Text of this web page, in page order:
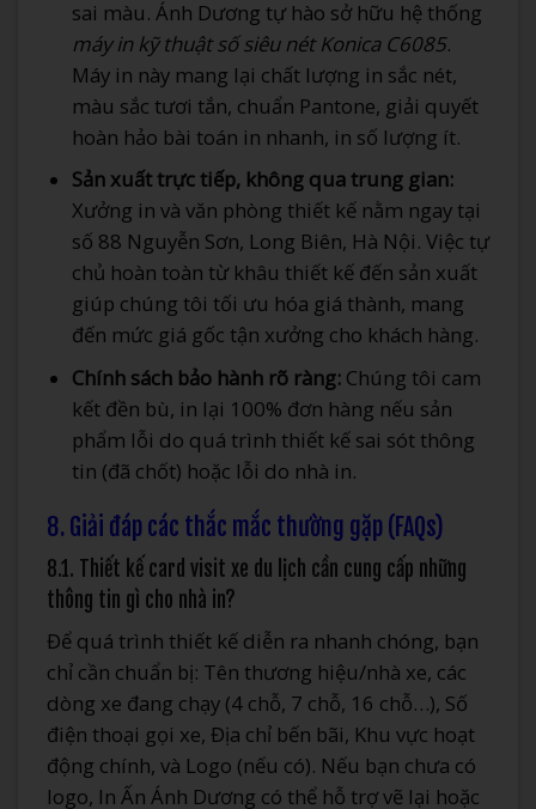
sai màu. Ánh Dương tự hào sở hữu hệ thống
máy in kỹ thuật số siêu nét Konica C6085.
Máy in này mang lại chất lượng in sắc nét,
màu sắc tươi tắn, chuẩn Pantone, giải quyết
hoàn hảo bài toán in nhanh, in số lượng ít.
Sản xuất trực tiếp, không qua trung gian:
Xưởng in và văn phòng thiết kế nằm ngay tại
số 88 Nguyễn Sơn, Long Biên, Hà Nội. Việc tự
chủ hoàn toàn từ khâu thiết kế đến sản xuất
giúp chúng tôi tối ưu hóa giá thành, mang
đến mức giá gốc tận xưởng cho khách hàng.
Chính sách bảo hành rõ ràng:Chúng tôi cam
kết đền bù, in lại 100% đơn hàng nếu sản
phẩm lỗi do quá trình thiết kế sai sót thông
tin (đã chốt) hoặc lỗi do nhà in.
8. Giải đáp các thắc mắc thường gặp (FAQs)
8.1. Thiết kế card visit xe du lịch cần cung cấp những
thông tin gì cho nhà in?
Để quá trình thiết kế diễn ra nhanh chóng, bạn
chỉ cần chuẩn bị: Tên thương hiệu/nhà xe, các
dòng xe đang chạy (4 chỗ, 7 chỗ, 16 chỗ…), Số
điện thoại gọi xe, Địa chỉ bến bãi, Khu vực hoạt
động chính, và Logo (nếu có). Nếu bạn chưa có
logo, In Ấn Ánh Dương có thể hỗ trợ vẽ lại hoặc